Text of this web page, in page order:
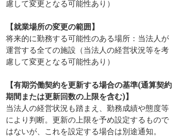
慮して変更となる可能性あり）
【就業場所の変更の範囲】
将来的に勤務する可能性のある場所：当法人が
運営する全ての施設（当法人の経営状況等を考
慮して変更となる可能性あり）
【有期労働契約を更新する場合の基準(通算契約
期間または更新回数の上限を含む)】
当法人の経営状況も踏まえ、勤務成績や態度等
により判断。更新の上限を予め設定するもので
はないが、これを設定する場合は別途通知。